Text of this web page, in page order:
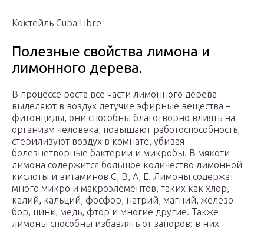
Коктейль Cuba Libre
Полезные свойства лимона и
лимонного дерева.
В процессе роста все части лимонного дерева
выделяют в воздух летучие эфирные вещества –
фитонциды, они способны благотворно влиять на
организм человека, повышают работоспособность,
стерилизуют воздух в комнате, убивая
болезнетворные бактерии и микробы. В мякоти
лимона содержится большое количество лимонной
кислоты и витаминов С, В, А, Е. Лимоны содержат
много микро и макроэлементов, таких как хлор,
калий, кальций, фосфор, натрий, магний, железо
бор, цинк, медь, фтор и многие другие. Также
лимоны способны избавлять от запоров: в них